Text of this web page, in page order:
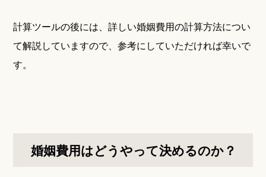
計算ツールの後には、詳しい婚姻費用の計算方法につい
て解説していますので、参考にしていただければ幸いで
す。
婚姻費用はどうやって決めるのか？